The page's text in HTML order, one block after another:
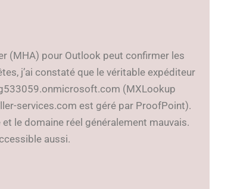
(MHA) pour Outlook peut confirmer les
j’ai constaté que le véritable expéditeur
(MXLookup
services.com est géré par ProofPoint).
le domaine réel généralement mauvais.
aussi.